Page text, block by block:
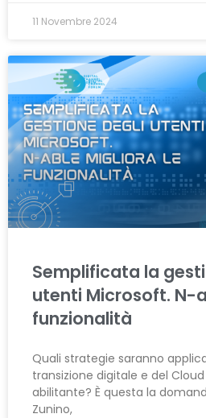
11 Novembre 2024
Semplificata la
utenti Microsoft. N-
funzionalità
Quali strategie saranno
transizione digitale e del
abilitante? È questa la
Zunino,